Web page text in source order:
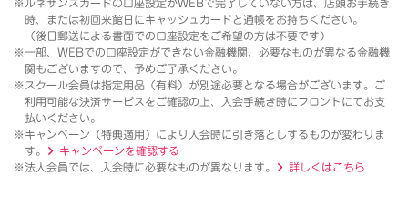
※ルネサンスカードの口座設定がWEBで完了していない方は、店頭お手続き
時、または初回来館日にキャッシュカードと通帳をお持ちください。
（後日郵送による書面での口座設定をご希望の方は不要です）
※一部、WEBでの口座設定ができない金融機関、必要なものが異なる金融機
関もございますので、予めご了承ください。
※スクール会員は指定用品（有料）が別途必要となる場合がございます。ご
利用可能な決済サービスをご確認の上、入会手続き時にフロントにてお支
払いください。
※キャンペーン（特典適用）により入会時に引き落としするものが変わりま
す。
キャンペーンを確認する
※法人会員では、入会時に必要なものが異なります。
詳しくはこちら